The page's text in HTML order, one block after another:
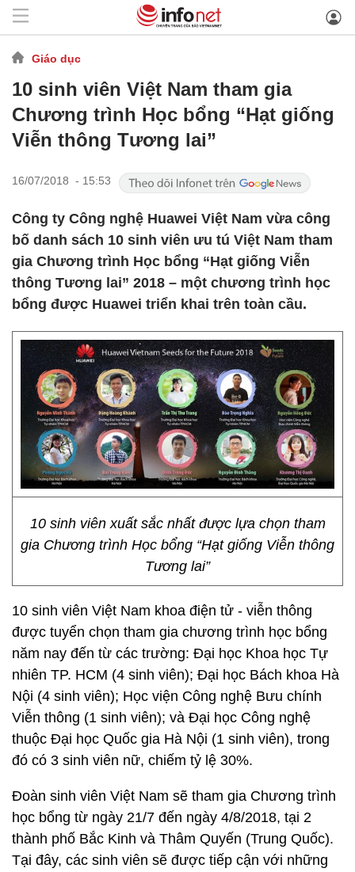
Giáo dục
10 sinh viên Việt Nam tham gia
Chương trình Học bổng “Hạt giống
Viễn thông Tương lai”
16/07/2018 - 15:53
Công ty Công nghệ Huawei Việt Nam vừa công
bố danh sách 10 sinh viên ưu tú Việt Nam tham
gia Chương trình Học bổng “Hạt giống Viễn
thông Tương lai” 2018 – một chương trình học
bổng được Huawei triển khai trên toàn cầu.
10 sinh viên xuất sắc nhất được lựa chọn tham
gia Chương trình Học bổng “Hạt giống Viễn thông
Tương lai”
10 sinh viên Việt Nam khoa điện tử - viễn thông
được tuyển chọn tham gia chương trình học bổng
năm nay đến từ các trường: Đại học Khoa học Tự
nhiên TP. HCM (4 sinh viên); Đại học Bách khoa Hà
Nội (4 sinh viên); Học viện Công nghệ Bưu chính
Viễn thông (1 sinh viên); và Đại học Công nghệ
thuộc Đại học Quốc gia Hà Nội (1 sinh viên), trong
đó có 3 sinh viên nữ, chiếm tỷ lệ 30%.
Đoàn sinh viên Việt Nam sẽ tham gia Chương trình
học bổng từ ngày 21/7 đến ngày 4/8/2018, tại 2
thành phố Bắc Kinh và Thâm Quyến (Trung Quốc).
Tại đây, các sinh viên sẽ được tiếp cận với những